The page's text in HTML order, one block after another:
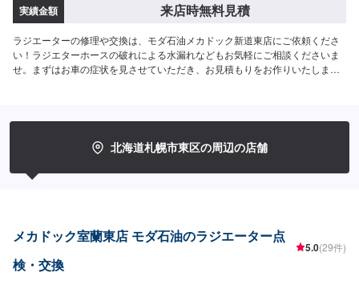
実績金額 来店時無料見積
ラジエーターの修理や交換は、モダ石油メカドック新道東店にご依頼くださ
い！ラジエターホースの破れによる水漏れなどもお気軽にご相談くださいま
せ。まずはお車の症状を見させていただき、お見積もりをお作りいたしま
北海道札幌市東区の周辺の店舗
メカドック室蘭東店 モダ石油のラジエーター点
検・交換
5.0(29件)